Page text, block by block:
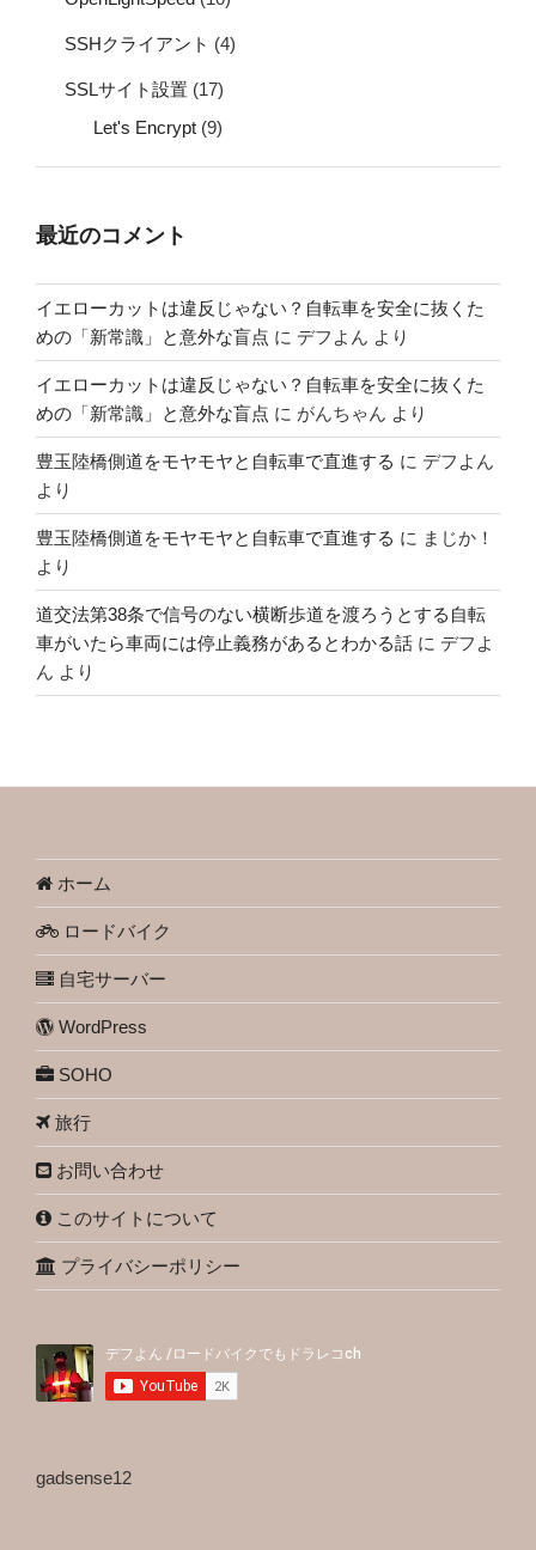
SSHクライアント (4)
SSLサイト設置 (17)
Let's Encrypt (9)
最近のコメント
イエローカットは違反じゃない？自転車を安全に抜くた
めの「新常識」と意外な盲点 に デフよん より
イエローカットは違反じゃない？自転車を安全に抜くた
めの「新常識」と意外な盲点 に がんちゃん より
豊玉陸橋側道をモヤモヤと自転車で直進する に デフよん
より
豊玉陸橋側道をモヤモヤと自転車で直進する に まじか！
より
道交法第38条で信号のない横断歩道を渡ろうとする自転
車がいたら車両には停止義務があるとわかる話 に デフよ
ん より
ホーム
ロードバイク
自宅サーバー
WordPress
SOHO
旅行
お問い合わせ
このサイトについて
プライバシーポリシー
gadsense12